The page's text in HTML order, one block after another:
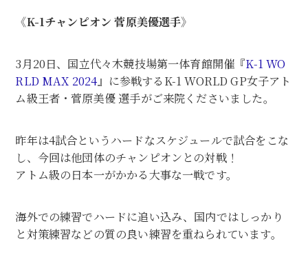
《K-1チャンピオン 菅原美優選手》
3月20日、国立代々木競技場第一体育館開催『K-1 WO
RLD MAX 2024』に参戦するK-1 WORLD GP女子アト
ム級王者・菅原美優 選手がご来院くださいました。
昨年は4試合というハードなスケジュールで試合をこな
し、今回は他団体のチャンピオンとの対戦！
アトム級の日本一がかかる大事な一戦です。
海外での練習でハードに追い込み、国内ではしっかり
と対策練習などの質の良い練習を重ねられています。